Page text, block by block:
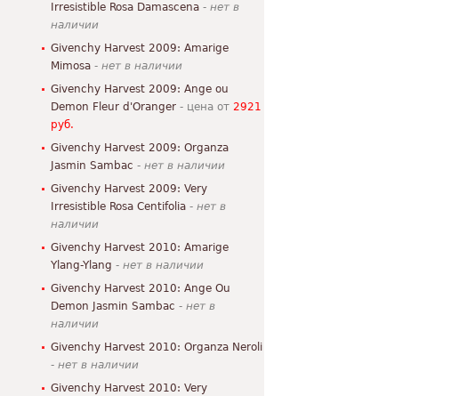
Irresistible Rosa Damascena - нет в
наличии
Givenchy Harvest 2009: Amarige
Mimosa - нет в наличии
Givenchy Harvest 2009: Ange ou
Demon Fleur d'Oranger - цена от 2921
руб.
Givenchy Harvest 2009: Organza
Jasmin Sambac - нет в наличии
Givenchy Harvest 2009: Very
Irresistible Rosa Centifolia - нет в
наличии
Givenchy Harvest 2010: Amarige
Ylang-Ylang - нет в наличии
Givenchy Harvest 2010: Ange Ou
Demon Jasmin Sambac - нет в
наличии
Givenchy Harvest 2010: Organza Neroli
- нет в наличии
Givenchy Harvest 2010: Very